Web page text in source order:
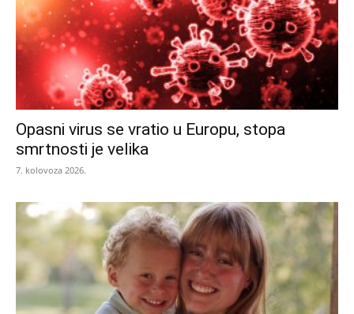
Opasni virus se vratio u Europu, stopa
smrtnosti je velika
7. kolovoza 2026.